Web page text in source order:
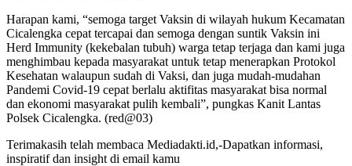
Harapan kami, “semoga target Vaksin di wilayah hukum Kecamatan
Cicalengka cepat tercapai dan semoga dengan suntik Vaksin ini
Herd Immunity (kekebalan tubuh) warga tetap terjaga dan kami juga
menghimbau kepada masyarakat untuk tetap menerapkan Protokol
Kesehatan walaupun sudah di Vaksi, dan juga mudah-mudahan
Pandemi Covid-19 cepat berlalu aktifitas masyarakat bisa normal
dan ekonomi masyarakat pulih kembali”, pungkas Kanit Lantas
Polsek Cicalengka. (red@03)
Terimakasih telah membaca Mediadakti.id,-Dapatkan informasi,
inspiratif dan insight di email kamu